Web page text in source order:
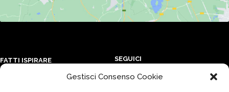
Gestisci Consenso Cookie
FATTI ISPIRARE SEGUICI
Iscriviti ai nostri canali e